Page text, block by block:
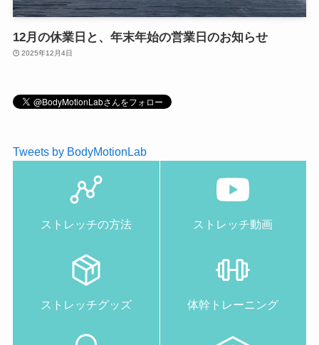
12月の休業日と、年末年始の営業日のお知らせ
2025年12月4日
Tweets by BodyMotionLab
ストレッチの方法 ストレッチ動画
ストレッチグッズ 体幹トレーニング